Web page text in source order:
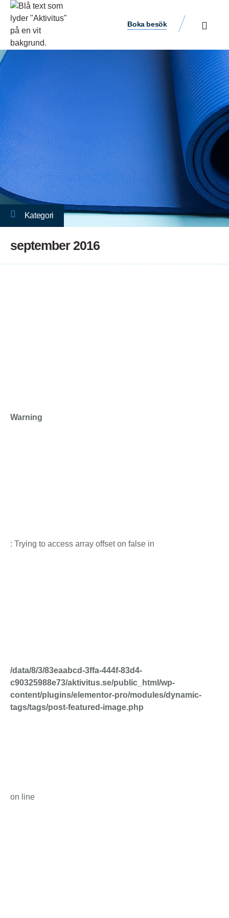
Boka besök
Kategori
september 2016
Warning
: Trying to access array offset on false in
/data/8/3/83eaabcd-3ffa-444f-83d4-
c90325988e73/aktivitus.se/public_html/wp-
content/plugins/elementor-pro/modules/dynamic-
tags/tags/post-featured-image.php
on line